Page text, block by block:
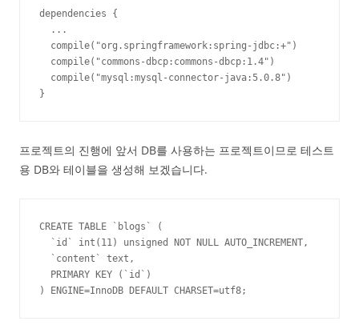
dependencies {
  ...
  compile("org.springframework:spring-jdbc:+")
  compile("commons-dbcp:commons-dbcp:1.4")
  compile("mysql:mysql-connector-java:5.0.8")
}
프로젝트의 진행에 앞서 DB를 사용하는 프로젝트이므로 테스트
용 DB와 테이블을 생성해 보겠습니다.
CREATE TABLE `blogs` (
  `id` int(11) unsigned NOT NULL AUTO_INCREMENT,
  `content` text,
  PRIMARY KEY (`id`)
) ENGINE=InnoDB DEFAULT CHARSET=utf8;